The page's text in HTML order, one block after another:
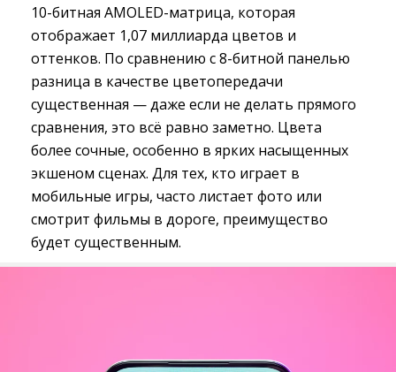
10-битная AMOLED-матрица, которая
отображает 1,07 миллиарда цветов и
оттенков. По сравнению с 8-битной панелью
разница в качестве цветопередачи
существенная — даже если не делать прямого
сравнения, это всё равно заметно. Цвета
более сочные, особенно в ярких насыщенных
экшеном сценах. Для тех, кто играет в
мобильные игры, часто листает фото или
смотрит фильмы в дороге, преимущество
будет существенным.